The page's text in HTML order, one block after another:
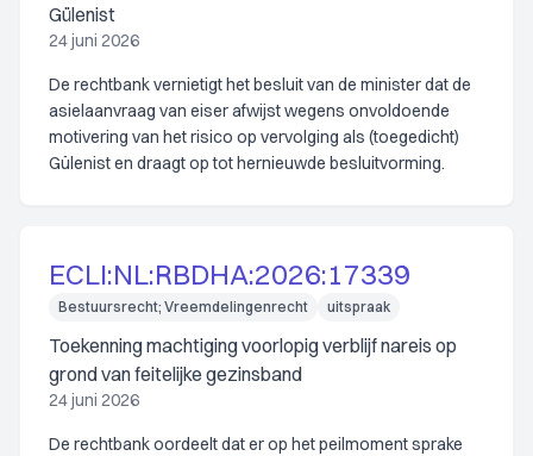
Gülenist
24 juni 2026
De rechtbank vernietigt het besluit van de minister dat de
asielaanvraag van eiser afwijst wegens onvoldoende
motivering van het risico op vervolging als (toegedicht)
Gülenist en draagt op tot hernieuwde besluitvorming.
ECLI:NL:RBDHA:2026:17339
Bestuursrecht; Vreemdelingenrecht uitspraak
Toekenning machtiging voorlopig verblijf nareis op
grond van feitelijke gezinsband
24 juni 2026
De rechtbank oordeelt dat er op het peilmoment sprake